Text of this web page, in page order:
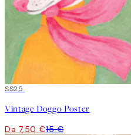
50%*
SS25
Vintage Doggo Poster
Da 7,50 €15 €